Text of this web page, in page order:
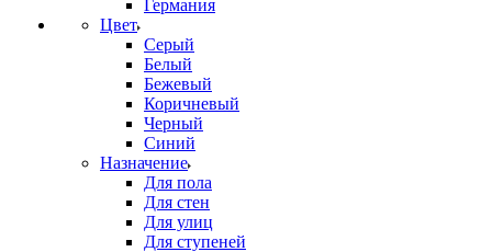
Германия
Цвет
Серый
Белый
Бежевый
Коричневый
Черный
Синий
Назначение
Для пола
Для стен
Для улиц
Для ступеней